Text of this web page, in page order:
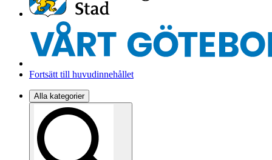
Fortsätt till huvudinnehållet
Alla kategorier